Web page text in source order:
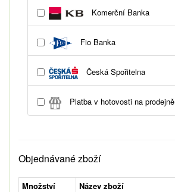
Komerční Banka
Fio Banka
Česká Spořitelna
Platba v hotovosti na prodejně
Objednávané zboží
Množství Název zboží